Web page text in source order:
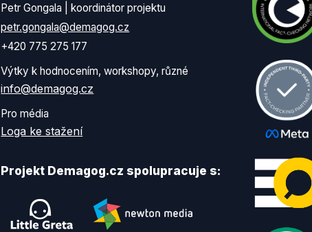
Petr Gongala | koordinátor projektu
petr.gongala@demagog.cz
+420 775 275 177
Výtky k hodnocením, workshopy, různé
info@demagog.cz
Pro média
Loga ke stažení
Projekt Demagog.cz spolupracuje s: